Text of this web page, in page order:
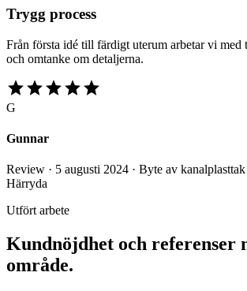
Trygg process
Från första idé till färdigt uterum arbetar vi
och omtanke om detaljerna.
starstarstarstarstar
G
Gunnar
Review · 5 augusti 2024 · Byte av
Härryda
Utfört arbete
Kundnöjdhet och referenser
område.